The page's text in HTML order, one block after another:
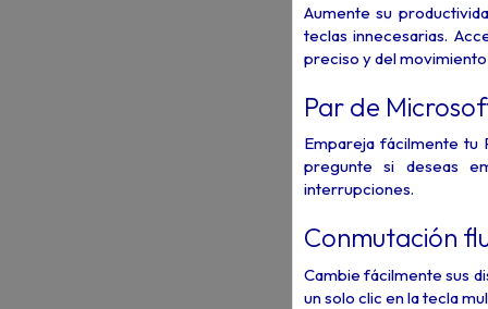
Aumente su
teclas innecesarias.
preciso y del
Par de
Empareja fácilmente tu
pregunte si deseas
interrupciones.
Conmutación
Cambie fácilmente sus
un solo clic en la tecla